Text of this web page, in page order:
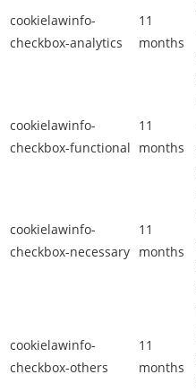
cookielawinfo-
checkbox-analytics
11
months
cookielawinfo-
checkbox-functional
11
months
cookielawinfo-
checkbox-necessary
11
months
cookielawinfo-
checkbox-others
11
months